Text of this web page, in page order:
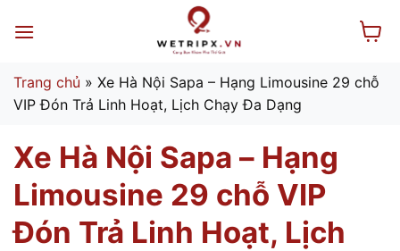
qua
dung
Trang chủ » Xe Hà Nội Sapa – Hạng Limousine 29 chỗ
VIP Đón Trả Linh Hoạt, Lịch Chạy Đa Dạng
Xe Hà Nội Sapa – Hạng
Limousine 29 chỗ VIP
Đón Trả Linh Hoạt, Lịch